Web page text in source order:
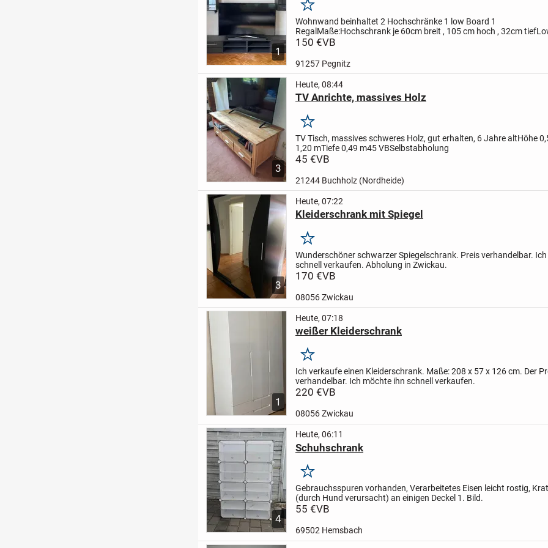
1
Merken
Wohnwand beinhaltet 2 Hochschränke1 low Board 1
Regal Maße:Hochschrank je 60cm breit , 105 cm hoch , 32cm tief
Breite 240cm (je zwei Einzel teile a 120cm) , 34,5cm hoch , 41,5 cm...
150 €VB
91257 Pegnitz
3
Heute, 08:44
TV Anrichte, massives Holz
Merken
TV Tisch, massives schweres Holz, gut erhalten, 6 Jahre altHöhe
1,20 mTiefe 0,49 m45 VBSelbstabholung
45 €VB
21244 Buchholz (Nordheide)
3
Heute, 07:22
Kleiderschrank mit Spiegel
Merken
Wunderschöner schwarzer Spiegelschrank. Preis verhandelbar.
schnell verkaufen. Abholung in Zwickau.
170 €VB
08056 Zwickau
1
Heute, 07:18
weißer Kleiderschrank
Merken
Ich verkaufe einen Kleiderschrank. Maße: 208 x 57 x 126 cm. Der
verhandelbar. Ich möchte ihn schnell verkaufen.
220 €VB
08056 Zwickau
4
Heute, 06:11
Schuhschrank
Merken
Gebrauchsspuren vorhanden, Verarbeitetes Eisen leicht rostig,
(durch Hund verursacht) an einigen Deckel 1. Bild.
55 €VB
69502 Hemsbach